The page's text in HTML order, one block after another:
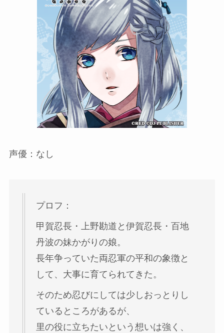
声優：なし
プロフ：
甲賀忍長・上野勘道と伊賀忍長・百地
丹波の妹かがりの娘。
長年争っていた両忍軍の平和の象徴と
して、大事に育てられてきた。
そのため忍びにしては少しおっとりし
ているところがあるが、
里の役に立ちたいという想いは強く、